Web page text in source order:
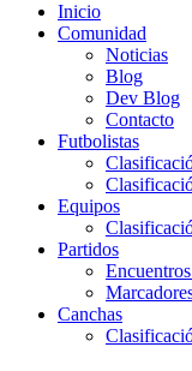
Inicio
Comunidad
Noticias
Blog
Dev Blog
Contacto
Futbolistas
Equipos
Partidos
Canchas